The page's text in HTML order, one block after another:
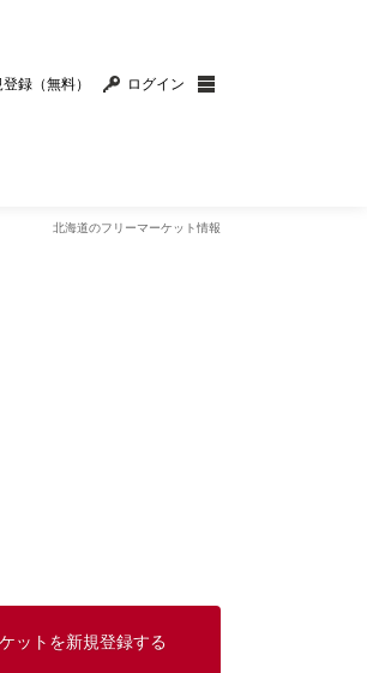
録（無料） ログイン
北海道のフリーマーケット情報
ットを新規登録する